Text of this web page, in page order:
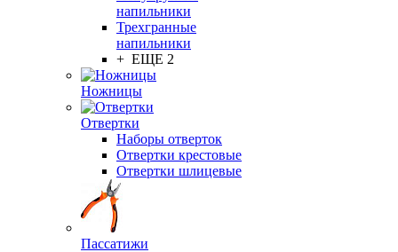
напильники
Трехгранные
напильники
+ ЕЩЕ 2
Ножницы
Отвертки
Наборы отверток
Отвертки крестовые
Отвертки шлицевые
Пассатижи